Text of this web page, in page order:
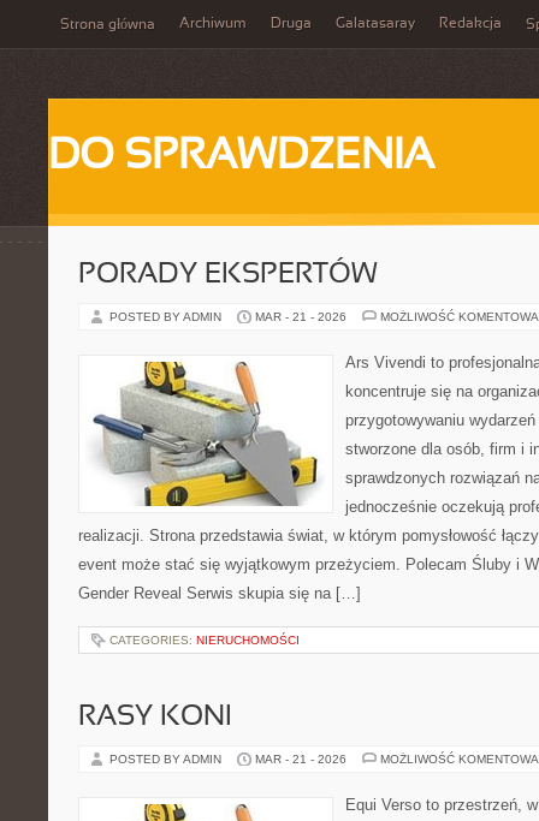
Strona główna Archiwum Druga Galatasaray Redakcja
DO SPRAWDZENIA
PORADY EKSPERTÓW
POSTED BY ADMIN MAR - 21 - 2026 MOŻLIWOŚĆ
Ars Vivendi to
koncentruje się na
przygotowywaniu
stworzone dla osób, firm i
sprawdzonych rozwiązań
jednocześnie oczekują
realizacji. Strona przedstawia świat, w którym pomysłowość
event może stać się wyjątkowym przeżyciem. Polecam Śluby i
Gender Reveal Serwis skupia się na […]
CATEGORIES: NIERUCHOMOŚCI
RASY KONI
POSTED BY ADMIN MAR - 21 - 2026 MOŻLIWOŚĆ
Equi Verso to przestrzeń,